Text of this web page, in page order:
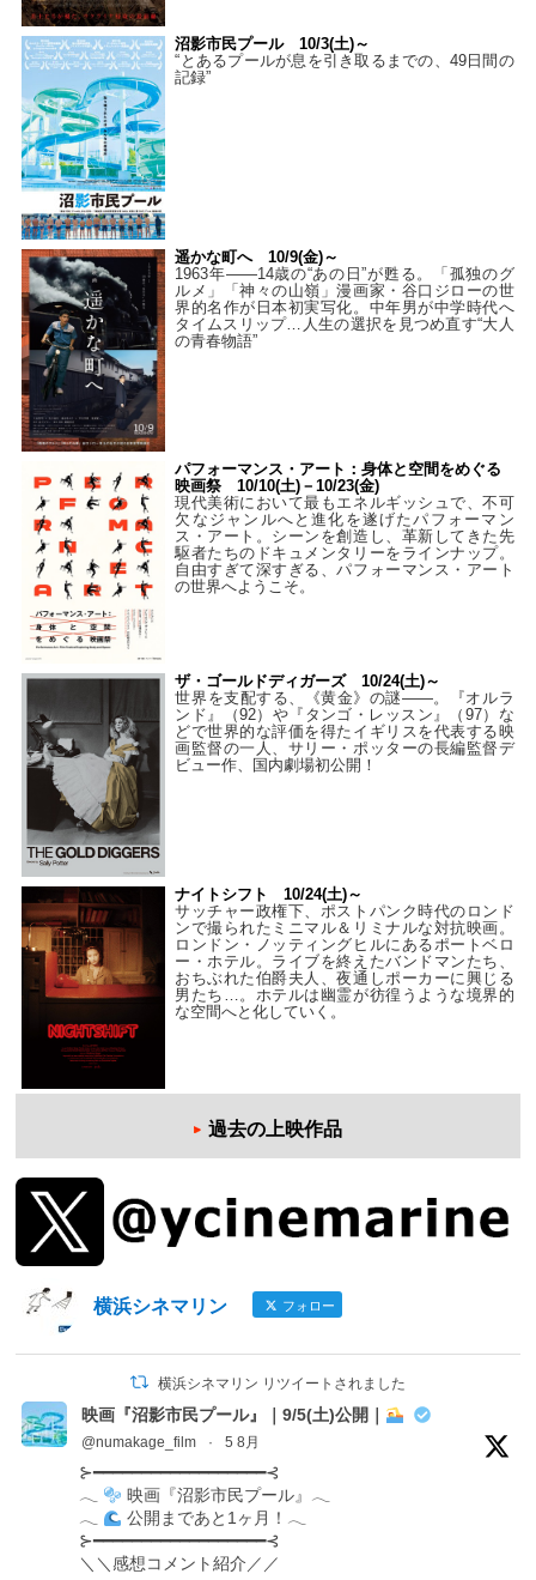
沼影市民プール 10/3(土)～
“とあるプールが息を引き取るまでの、49日間の
記録”
遥かな町へ 10/9(金)～
1963年――14歳の“あの日”が甦る。「孤独のグ
ルメ」「神々の山嶺」漫画家・谷口ジローの世
界的名作が日本初実写化。中年男が中学時代へ
タイムスリップ…人生の選択を見つめ直す“大人
の青春物語”
パフォーマンス・アート：身体と空間をめぐる
映画祭 10/10(土)－10/23(金)
現代美術において最もエネルギッシュで、不可
欠なジャンルへと進化を遂げたパフォーマン
ス・アート。シーンを創造し、革新してきた先
駆者たちのドキュメンタリーをラインナップ。
自由すぎて深すぎる、パフォーマンス・アート
の世界へようこそ。
ザ・ゴールドディガーズ 10/24(土)～
世界を支配する、《黄金》の謎――。『オルラ
ンド』（92）や『タンゴ・レッスン』（97）な
どで世界的な評価を得たイギリスを代表する映
画監督の一人、サリー・ポッターの長編監督デ
ビュー作、国内劇場初公開！
ナイトシフト 10/24(土)～
サッチャー政権下、ポストパンク時代のロンド
ンで撮られたミニマル＆リミナルな対抗映画。
ロンドン・ノッティングヒルにあるポートベロ
ー・ホテル。ライブを終えたバンドマンたち、
おちぶれた伯爵夫人、夜通しポーカーに興じる
男たち…。ホテルは幽霊が彷徨うような境界的
な空間へと化していく。
過去の上映作品
横浜シネマリン フォロー
横浜シネマリン リツイートされました
映画『沼影市民プール』｜9/5(土)公開｜
@numakage_film · 5 8月
⊱━━━━━━━━━━━━━━━━━━⊰
𓂃
映画『沼影市民プール』𓂃
𓂃
公開まであと1ヶ月！𓂃
⊱━━━━━━━━━━━━━━━━━━⊰
＼＼感想コメント紹介／／